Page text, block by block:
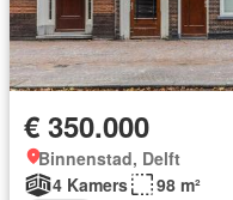
€ 350.000
Binnenstad, Delft
4 Kamers
98 m²